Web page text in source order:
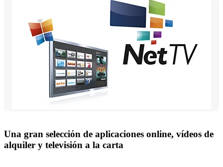
Una gran selección de aplicaciones online, vídeos de
alquiler y televisión a la carta